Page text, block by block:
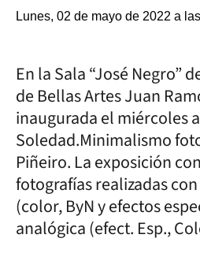
Lunes, 02 de mayo de 2022 a
En la Sala “José Negro”
de Bellas Artes Juan
inaugurada el miércoles
Soledad.Minimalismo
Piñeiro. La exposición
fotografías realizadas
(color, ByN y efectos
analógica (efect. Esp.,